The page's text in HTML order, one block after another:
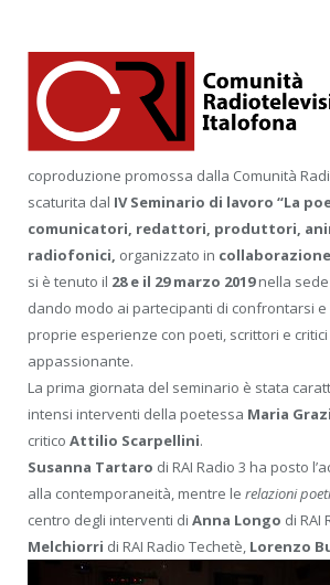
coproduzione promossa dalla Comunità
scaturita dal IV Seminario di lavoro “La
comunicatori, redattori, produttori,
radiofonici, organizzato in collaborazione
si è tenuto il 28 e il 29 marzo 2019nella sede
dando modo ai partecipanti di confrontarsi
proprie esperienze con poeti, scrittori e
appassionante.
La prima giornata del seminario è stata
intensi interventi della poetessa Maria
critico Attilio Scarpellini.
Susanna Tartaro di RAI Radio 3 ha posto
alla contemporaneità, mentre le relazioni
centro degli interventi di Anna Longo di RAI
Melchiorri di RAI Radio Techetè, Lorenzo